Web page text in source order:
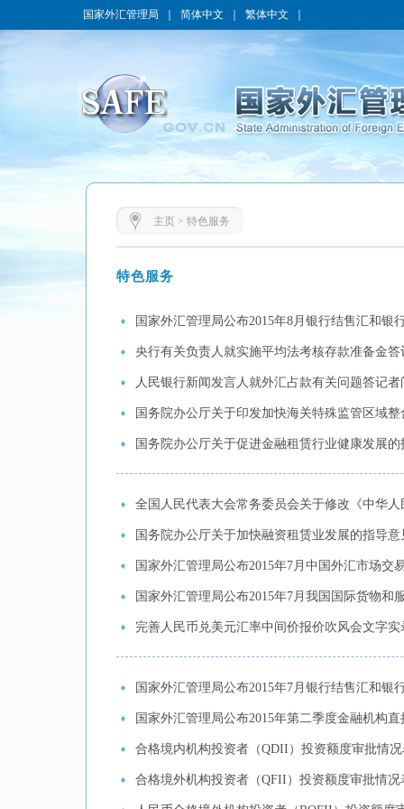
国家外汇管理局 简体中文 繁体中文
主页> 特色服务
特色服务
国家外汇管理局公布2015年8月银行结售汇和银
央行有关负责人就实施平均法考核存款准备金答
人民银行新闻发言人就外汇占款有关问题答记者
国务院办公厅关于印发加快海关特殊监管区域
国务院办公厅关于促进金融租赁行业健康发展的
全国人民代表大会常务委员会关于修改《中华
国务院办公厅关于加快融资租赁业发展的指导意
国家外汇管理局公布2015年7月中国外汇市场交
国家外汇管理局公布2015年7月我国国际货物和
完善人民币兑美元汇率中间价报价吹风会文字实
国家外汇管理局公布2015年7月银行结售汇和银
国家外汇管理局公布2015年第二季度金融机构
合格境内机构投资者（QDII）投资额度审批情
合格境外机构投资者（QFII）投资额度审批情况